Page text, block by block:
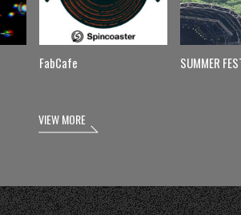
FabCafe SUMMER
VIEW MORE